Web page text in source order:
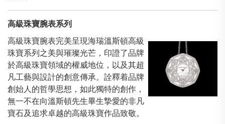
高級珠寶腕表系列
高級珠寶腕表完美呈現海瑞溫斯頓高級
珠寶系列之美與璀璨光芒，印證了品牌
於高級珠寶領域的權威地位，以及其超
凡工藝與設計的創意傳承。詮釋着品牌
創始人的哲學思想，如此獨特的創作，
無一不在向溫斯頓先生畢生摯愛的非凡
寶石及追求卓越的高級珠寶作品致敬。